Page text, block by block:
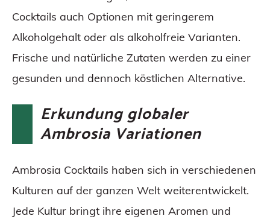
Cocktails auch Optionen mit geringerem
Alkoholgehalt oder als alkoholfreie Varianten.
Frische und natürliche Zutaten werden zu einer
gesunden und dennoch köstlichen Alternative.
Erkundung globaler
Ambrosia Variationen
Ambrosia Cocktails haben sich in verschiedenen
Kulturen auf der ganzen Welt weiterentwickelt.
Jede Kultur bringt ihre eigenen Aromen und